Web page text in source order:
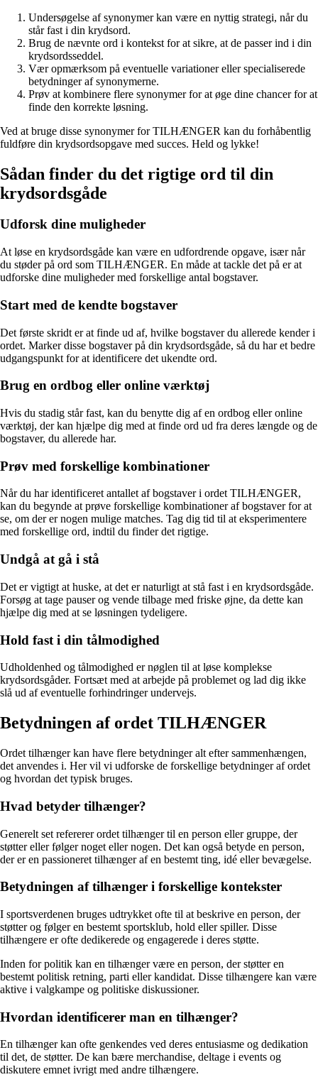
Undersøgelse af synonymer kan være en nyttig strategi, når du
står fast i din krydsord.
Brug de nævnte ord i kontekst for at sikre, at de passer ind i din
krydsordsseddel.
Vær opmærksom på eventuelle variationer eller specialiserede
betydninger af synonymerne.
Prøv at kombinere flere synonymer for at øge dine chancer for at
finde den korrekte løsning.
Ved at bruge disse synonymer for TILHÆNGER kan du forhåbentlig
fuldføre din krydsordsopgave med succes. Held og lykke!
Sådan finder du det rigtige ord til din
krydsordsgåde
Udforsk dine muligheder
At løse en krydsordsgåde kan være en udfordrende opgave, især når
du støder på ord som TILHÆNGER. En måde at tackle det på er at
udforske dine muligheder med forskellige antal bogstaver.
Start med de kendte bogstaver
Det første skridt er at finde ud af, hvilke bogstaver du allerede kender i
ordet. Marker disse bogstaver på din krydsordsgåde, så du har et bedre
udgangspunkt for at identificere det ukendte ord.
Brug en ordbog eller online værktøj
Hvis du stadig står fast, kan du benytte dig af en ordbog eller online
værktøj, der kan hjælpe dig med at finde ord ud fra deres længde og de
bogstaver, du allerede har.
Prøv med forskellige kombinationer
Når du har identificeret antallet af bogstaver i ordet TILHÆNGER,
kan du begynde at prøve forskellige kombinationer af bogstaver for at
se, om der er nogen mulige matches. Tag dig tid til at eksperimentere
med forskellige ord, indtil du finder det rigtige.
Undgå at gå i stå
Det er vigtigt at huske, at det er naturligt at stå fast i en krydsordsgåde.
Forsøg at tage pauser og vende tilbage med friske øjne, da dette kan
hjælpe dig med at se løsningen tydeligere.
Hold fast i din tålmodighed
Udholdenhed og tålmodighed er nøglen til at løse komplekse
krydsordsgåder. Fortsæt med at arbejde på problemet og lad dig ikke
slå ud af eventuelle forhindringer undervejs.
Betydningen af ordet TILHÆNGER
Ordet tilhænger kan have flere betydninger alt efter sammenhængen,
det anvendes i. Her vil vi udforske de forskellige betydninger af ordet
og hvordan det typisk bruges.
Hvad betyder tilhænger?
Generelt set refererer ordet tilhænger til en person eller gruppe, der
støtter eller følger noget eller nogen. Det kan også betyde en person,
der er en passioneret tilhænger af en bestemt ting, idé eller bevægelse.
Betydningen af tilhænger i forskellige kontekster
I sportsverdenen bruges udtrykket ofte til at beskrive en person, der
støtter og følger en bestemt sportsklub, hold eller spiller. Disse
tilhængere er ofte dedikerede og engagerede i deres støtte.
Inden for politik kan en tilhænger være en person, der støtter en
bestemt politisk retning, parti eller kandidat. Disse tilhængere kan være
aktive i valgkampe og politiske diskussioner.
Hvordan identificerer man en tilhænger?
En tilhænger kan ofte genkendes ved deres entusiasme og dedikation
til det, de støtter. De kan bære merchandise, deltage i events og
diskutere emnet ivrigt med andre tilhængere.